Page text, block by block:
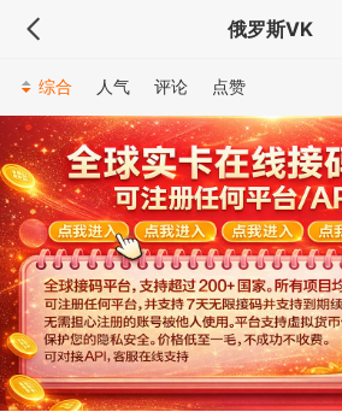
俄罗斯VK
综合 人气 评论 点赞